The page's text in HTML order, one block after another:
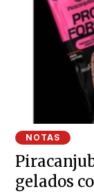
NOTAS
gelados